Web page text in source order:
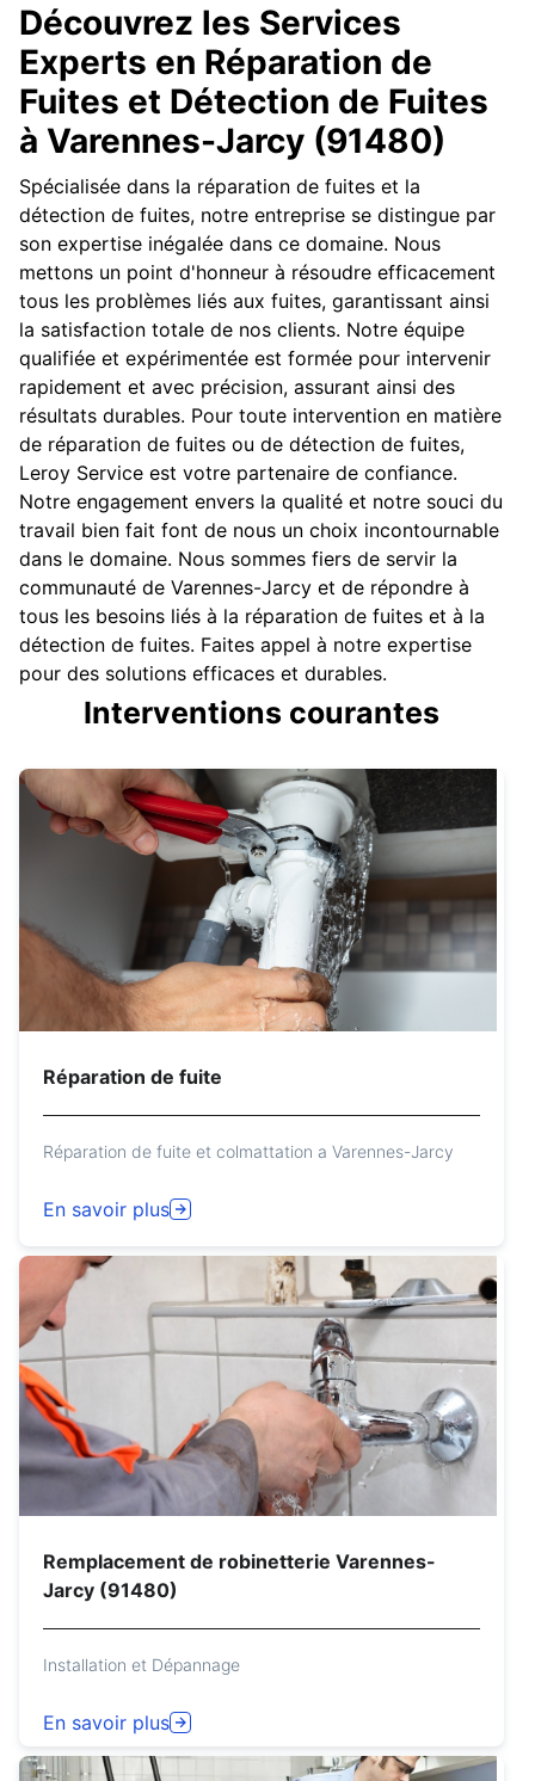
Découvrez les Services
Experts en Réparation de
Fuites et Détection de Fuites
à Varennes-Jarcy (91480)
Spécialisée dans la réparation de fuites et la
détection de fuites, notre entreprise se distingue par
son expertise inégalée dans ce domaine. Nous
mettons un point d'honneur à résoudre efficacement
tous les problèmes liés aux fuites, garantissant ainsi
la satisfaction totale de nos clients. Notre équipe
qualifiée et expérimentée est formée pour intervenir
rapidement et avec précision, assurant ainsi des
résultats durables. Pour toute intervention en matière
de réparation de fuites ou de détection de fuites,
Leroy Service est votre partenaire de confiance.
Notre engagement envers la qualité et notre souci du
travail bien fait font de nous un choix incontournable
dans le domaine. Nous sommes fiers de servir la
communauté de Varennes-Jarcy et de répondre à
tous les besoins liés à la réparation de fuites et à la
détection de fuites. Faites appel à notre expertise
pour des solutions efficaces et durables.
Interventions courantes
Réparation de fuite
Réparation de fuite et colmattation a Varennes-Jarcy
En savoir plus
Remplacement de robinetterie Varennes-
Jarcy (91480)
Installation et Dépannage
En savoir plus